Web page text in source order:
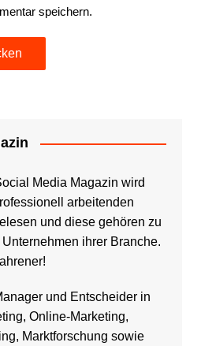
speichern.
Media Magazin wird
arbeitenden
und diese gehören zu
ihrer Branche.
und Entscheider in
Online-Marketing,
Marktforschung sowie